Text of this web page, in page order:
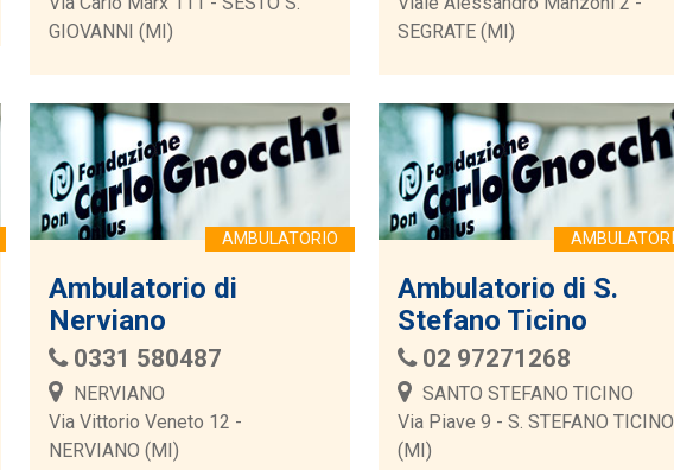
GIOVANNI (MI)
SEGRATE (MI)
Ambulatorio di
Nerviano
0331 580487
NERVIANO
Via Vittorio Veneto 12 -
NERVIANO (MI)
Ambulatorio di S.
Stefano Ticino
02 97271268
SANTO STEFANO TICINO
Via Piave 9 - S. STEFANO TICINO
(MI)